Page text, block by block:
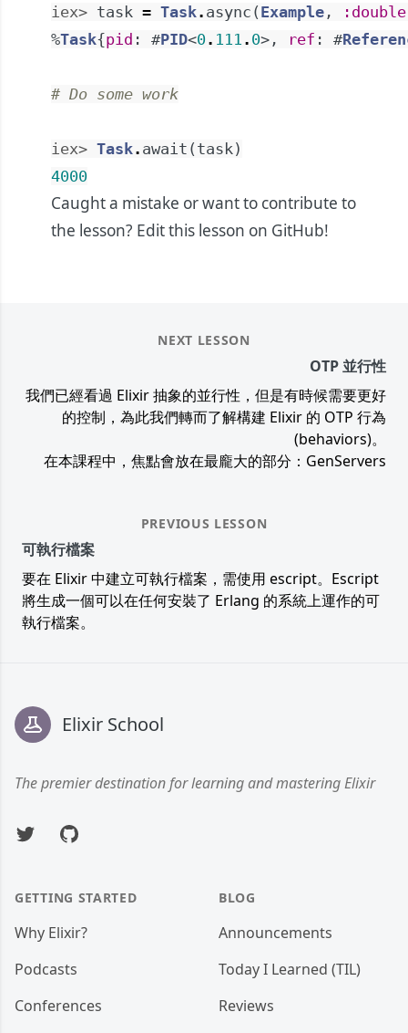
iex> task = Task. async ( Example , :double
%Task{pid : #PID<0. 111 . 0> , ref : #
# Do some work
iex> Task. await ( task)
4000
Caught a mistake or want to contribute to
the lesson? Edit this lesson on GitHub!
PREVIOUS LESSON
可執行檔案
要在 Elixir 中建立可執行檔案，需使用 escript。Escript
將生成一個可以在任何安裝了 Erlang 的系統上運作的可
執行檔案。
NEXT LESSON
OTP 並行性
我們已經看過 Elixir 抽象的並行性，但是有時候需要更好
的控制，為此我們轉而了解構建 Elixir 的 OTP 行為
(behaviors)。
在本課程中，焦點會放在最龐大的部分：GenServers
Elixir School
The premier destination for learning and mastering Elixir
TwitterGitHub
GETTING STARTED
Why Elixir?
Podcasts
Conferences
BLOG
Announcements
Today I Learned (TIL)
Reviews